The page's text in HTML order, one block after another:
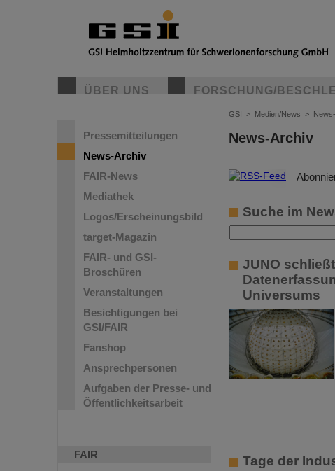
ÜBER UNS FORSCHUNG/
Pressemitteilungen
News-Archiv
FAIR-News
Mediathek
Logos/Erscheinungsbild
target-Magazin
FAIR- und GSI-
Broschüren
Veranstaltungen
Besichtigungen bei
GSI/FAIR
Fanshop
Ansprechpersonen
Aufgaben der Presse- und
Öffentlichkeitsarbeit
FAIR
GSI > Medien/News >
News-Archiv
©
Suche im
JUNO
Universums
Tage der